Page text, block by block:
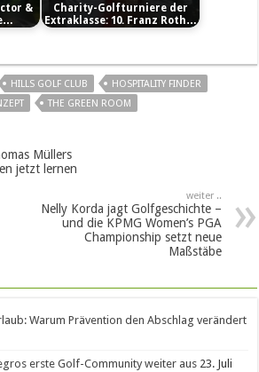
&
Charity-Golfturniere der
Extraklasse: 10. Franz Roth…
HILLS GOLF CLUB
HOSPITALITY FINDER
THE GREEN ROOM
Müllers
jetzt lernen
weiter ..
Nelly Korda jagt Golfgeschichte –
und die KPMG Women’s PGA
Championship setzt neue
Maßstäbe
Warum Prävention den Abschlag verändert
erste Golf-Community weiter aus 23. Juli